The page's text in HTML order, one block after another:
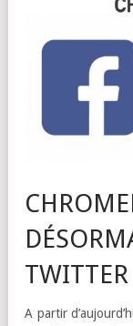
A partir